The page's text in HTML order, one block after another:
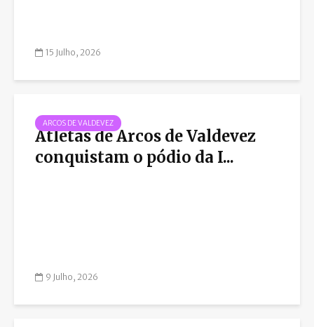
15 Julho, 2026
ARCOS DE VALDEVEZ
Atletas de Arcos de Valdevez
conquistam o pódio da I...
9 Julho, 2026